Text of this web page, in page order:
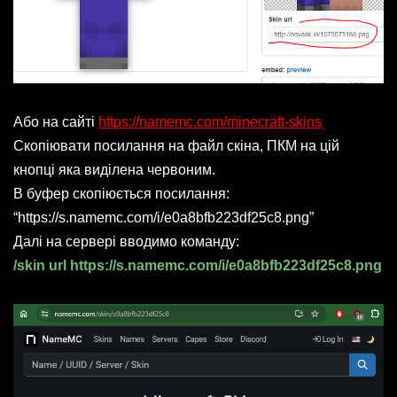
Або на сайті https://namemc.com/minecraft-skins
Скопіювати посилання на файл скіна, ПКМ на цій
кнопці яка виділена червоним.
В буфер скопіюється посилання:
“https://s.namemc.com/i/e0a8bfb223df25c8.png”
Далі на сервері вводимо команду:
/skin url https://s.namemc.com/i/e0a8bfb223df25c8.png